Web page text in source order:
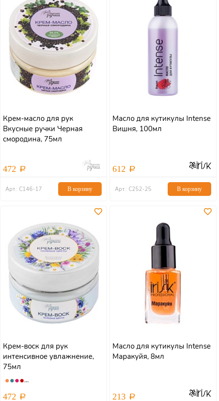
Крем-масло для рук
Вкусные ручки Черная
смородина, 75мл
472
Арт.: С146-17 В корзину
Масло для кутикулы Intense
Вишня, 100мл
612
Арт.: С252-25 В корзину
Крем-воск для рук
интенсивное увлажнение,
75мл
472
Масло для кутикулы Intense
Маракуйя, 8мл
213